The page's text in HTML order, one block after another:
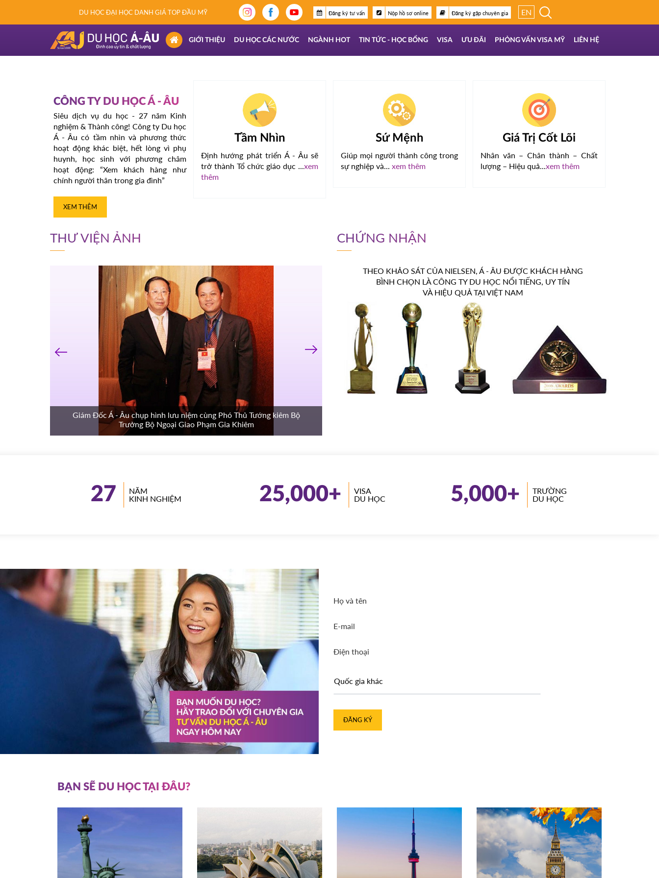
DU HỌC ĐẠI HỌC DANH GIÁ TOP ĐẦU MỸ Đăng ký tư vấn Nộp hồ sơ online Đăng ký gặp chuyên gia EN
(CURRENT)
GIỚI THIỆU DU HỌC CÁC NƯỚC NGÀNH HOT TIN TỨC - HỌC BỔNG VISA ƯU ĐÃI PHỎNG VẤN VISA MỸ LIÊN HỆ
CÔNG TY DU HỌC Á - ÂU
Siêu dịch vụ du học - 27 năm Kinh
nghiệm & Thành công! Công ty Du học
Á - Âu có tầm nhìn và phương thức
hoạt động khác biệt, hết lòng vì phụ
huynh, học sinh với phương châm
hoạt động: “Xem khách hàng như
chính người thân trong gia đình”
XEM THÊM
Tầm Nhìn
Định hướng phát triển Á - Âu sẽ
trở thành Tổ chức giáo dục ...xem
thêm
Sứ Mệnh
Giúp mọi người thành công trong
sự nghiệp và... xem thêm
Giá Trị Cốt Lõi
Nhân văn – Chân thành – Chất
lượng – Hiệu quả...xem thêm
THƯ VIỆN ẢNH
Giám Đốc Á - Âu chụp hình lưu niệm cùng Phó Thủ Tướng kiêm Bộ
Trưởng Bộ Ngoại Giao Phạm Gia Khiêm
‹
›
CHỨNG NHẬN
THEO KHẢO SÁT CỦA NIELSEN, Á - ÂU ĐƯỢC KHÁCH HÀNG
BÌNH CHỌN LÀ CÔNG TY DU HỌC NỔI TIẾNG, UY TÍN
VÀ HIỆU QUẢ TẠI VIỆT NAM
27
NĂM
KINH NGHIỆM
25,000+
VISA
DU HỌC
5,000+
TRƯỜNG
DU HỌC
Họ và tên
E-mail
Điện thoại
ĐĂNG KÝ
BẠN SẼ DU HỌC TẠI ĐÂU?